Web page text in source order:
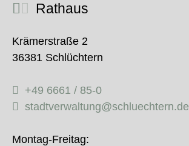
Rathaus
Krämerstraße 2
36381 Schlüchtern
+49 6661 / 85-0
stadtverwaltung@schluechtern.de
Montag-Freitag: